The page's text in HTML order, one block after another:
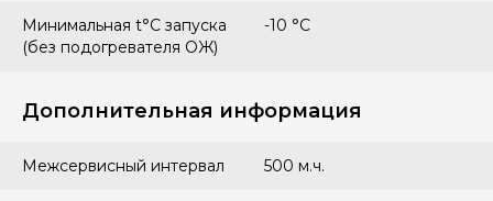
Минимальная t°С запуска
(без подогревателя ОЖ)
-10 °С
Дополнительная информация
Межсервисный интервал 500 м.ч.